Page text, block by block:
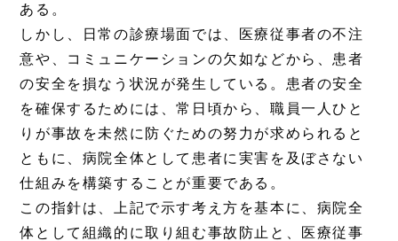
ある。
しかし、日常の診療場面では、医療従事者の不注
意や、コミュニケーションの欠如などから、患者
の安全を損なう状況が発生している。患者の安全
を確保するためには、常日頃から、職員一人ひと
りが事故を未然に防ぐための努力が求められると
ともに、病院全体として患者に実害を及ぼさない
仕組みを構築することが重要である。
この指針は、上記で示す考え方を基本に、病院全
体として組織的に取り組む事故防止と、医療従事